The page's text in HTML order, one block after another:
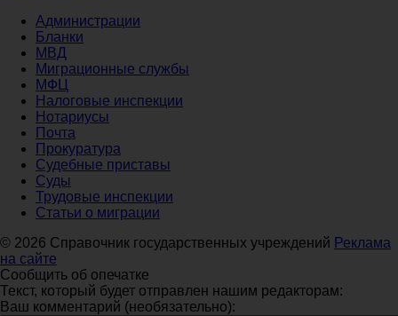
Администрации
Бланки
МВД
Миграционные службы
МФЦ
Налоговые инспекции
Нотариусы
Почта
Прокуратура
Судебные приставы
Суды
Трудовые инспекции
Статьи о миграции
© 2026 Справочник государственных учреждений Реклама
на сайте
Сообщить об опечатке
Текст, который будет отправлен нашим редакторам:
Ваш комментарий (необязательно):